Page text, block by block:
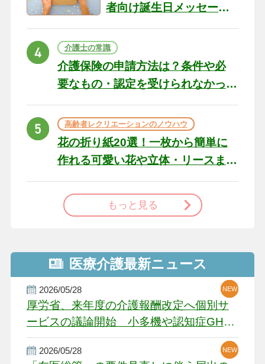
者向け誕生日メッセージ
ト
介護士の常識
介護保険の申請方法は？条件や必
要なもの・認定を受けられなかっ
高齢者レクリエーションのノウハウ
花の折り紙20選！一枚から簡単に
作れる可愛い花や立体・リースま
もっと見る
医療介護最新ニュース
2026/05/28
厚労省、来年度の介護報酬改定へ個別サ
ービスの議論開始 小多機や認知症GH、
厳しい経営環境に危機感
NEW
NEW
NEW
2026/05/28 NEW
NEW